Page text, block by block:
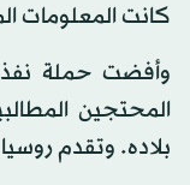
كانت المعلومات
وأفضت حملة
المحتجين
بلاده. وتقدم